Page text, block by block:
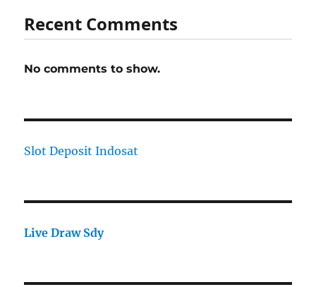
Recent Comments
No comments to show.
Slot Deposit Indosat
Live Draw Sdy